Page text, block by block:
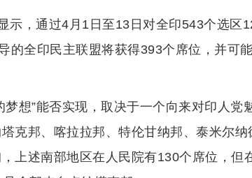
示，通过4月1日至13日对全印543个选区
的全印民主联盟将获得393个席位，并可
想”能否实现，取决于一个向来对印人党
克邦、喀拉拉邦、特伦甘纳邦、泰米尔
上述南部地区在人民院有130个席位，但